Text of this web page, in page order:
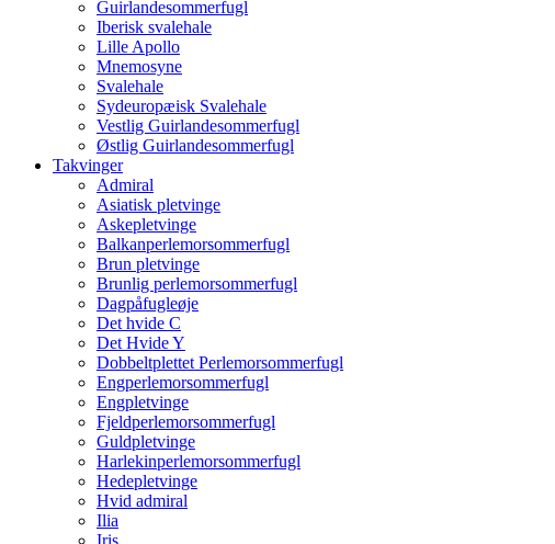
Guirlandesommerfugl
Iberisk svalehale
Lille Apollo
Mnemosyne
Svalehale
Sydeuropæisk Svalehale
Vestlig Guirlandesommerfugl
Østlig Guirlandesommerfugl
Takvinger
Admiral
Asiatisk pletvinge
Askepletvinge
Balkanperlemorsommerfugl
Brun pletvinge
Brunlig perlemorsommerfugl
Dagpåfugleøje
Det hvide C
Det Hvide Y
Dobbeltplettet Perlemorsommerfugl
Engperlemorsommerfugl
Engpletvinge
Fjeldperlemorsommerfugl
Guldpletvinge
Harlekinperlemorsommerfugl
Hedepletvinge
Hvid admiral
Ilia
Iris